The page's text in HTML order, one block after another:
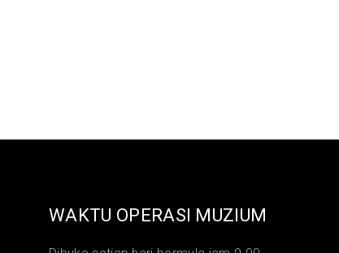
WAKTU OPERASI MUZIUM